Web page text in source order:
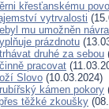
křesťanskému
vytrvalosti
mu umožněn
prázdnotu
druhé za sebou
pracovat
Slovo (10.03.2024)
kámen pokory
přes těžké zkoušky